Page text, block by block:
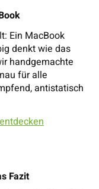
Ein MacBook
denkt wie das
handgemachte
für alle
antistatisch
Fazit